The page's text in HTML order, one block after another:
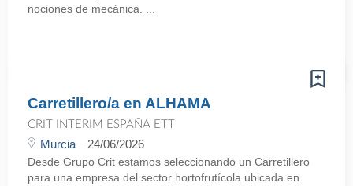
nociones de mecánica. ...
Carretillero/a en ALHAMA
CRIT INTERIM ESPAÑA ETT
Murcia 24/06/2026
Desde Grupo Crit estamos seleccionando un Carretillero
para una empresa del sector hortofrutícola ubicada en